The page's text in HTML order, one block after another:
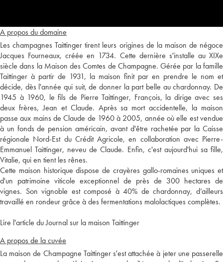
A propos du domaine
Les champagnes Taittinger tirent leurs origines de la maison de négoce
Jacques Fourneaux, créée en 1734. Cette dernière s'installe au XIXe
siècle dans la Maison des Comtes de Champagne. Gérée par la famille
Taittinger à partir de 1931, la maison finit par en prendre le nom et
décide, dès l'année qui suit, de donner la part belle au chardonnay. De
1945 à 1960, le fils de Pierre Taittinger, François, la dirige avec ses
deux frères, Jean et Claude. Après sa mort accidentelle, la maison
passe aux mains de Claude de 1960 à 2005, année où elle est vendue
à un fonds de pension américain, avant d'être rachetée par la Caisse
régionale Nord-Est du Crédit Agricole, en collaboration avec Pierre-
Emmanuel Taittinger, neveu de Claude. Enfin, c'est aujourd'hui sa fille,
Vitalie, qui en tient les rênes.
Cette maison historique dispose de crayères gallo-romaines uniques et
d'un patrimoine viticole exceptionnel de près de 300 hectares de
vignes. Son vignoble est composé à 40% de chardonnay, d’ailleurs
travaillé en rondeur grâce à des fermentations malolactiques complètes.
Lire l'article du Journal sur la maison Taittinger
A propos de la cuvée
La maison de Champagne Taittinger s'est attachée à jeter une passerelle